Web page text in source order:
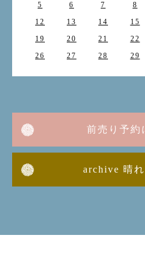
5
6 7 8
12
13 14 15
19
20 21 22
26
27 28 29
前売り予約
archive 晴